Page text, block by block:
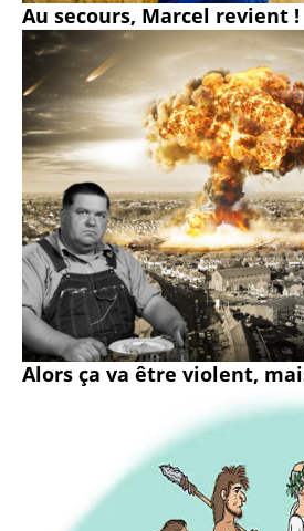
Au secours, Marcel revient !
Alors ça va être violent,